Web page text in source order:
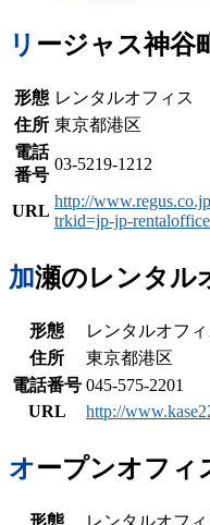
リージャス神
形態 レンタルオフィス
住所 東京都港区
電話
番号
03-5219-1212
URL
http://
trkid=jp-jp-
加瀬のレンタ
形態
レンタルオフィ
住所
東京都港区
電話番号 045-575-2201
URL
http://
オープンオフ
形態
レンタルオフィ